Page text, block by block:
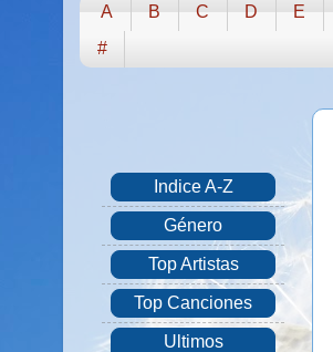
A B C D E
#
Indice A-Z
Género
Top Artistas
Top Canciones
Ultimos